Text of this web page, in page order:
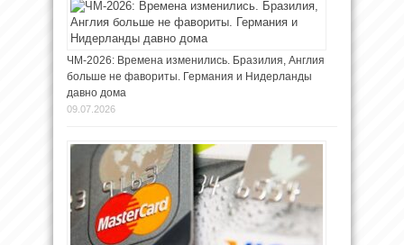
ЧМ-2026: Времена изменились. Бразилия, Англия
больше не фавориты. Германия и Нидерланды
давно дома
09.07.2026